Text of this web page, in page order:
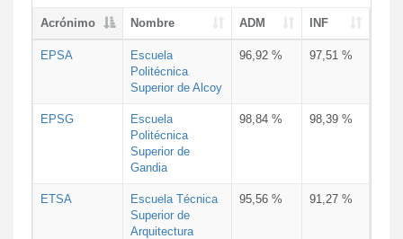
Acrónimo Nombre ADM INF
EPSA
Escuela
Politécnica
Superior de Alcoy
96,92 % 97,51 %
EPSG
Escuela
Politécnica
Superior de
Gandia
98,84 % 98,39 %
ETSA
Escuela Técnica
Superior de
Arquitectura
95,56 % 91,27 %